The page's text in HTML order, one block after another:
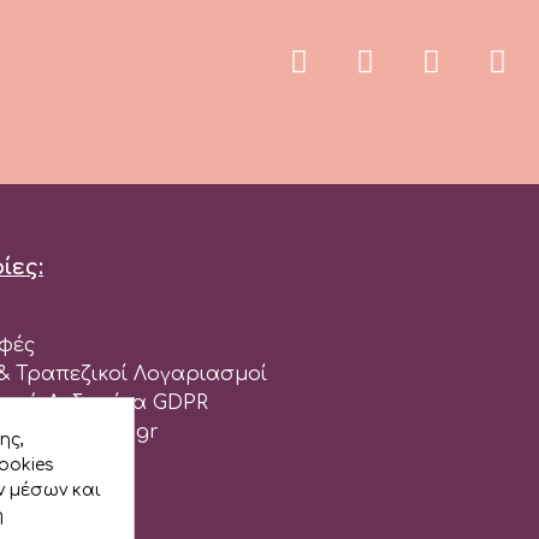
Λογαριασμοί
Δεδομένα GDPR
cakedeco.gr
μέσων και